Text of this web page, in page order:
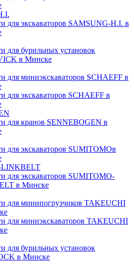
для экскаваторов SAMSUNG-H.I. в
для бурильных установок
в Минске
для миниэкскаваторов SCHAEFF в
для экскаваторов SCHAEFF в
для кранов SENNEBOGEN в
для экскаваторов SUMITOMOв
LINKBELT
для экскаваторов SUMITOMO-
в Минске
для минипогрузчиков TAKEUCHI
для миниэкскаваторов TAKEUCHI
для бурильных установок
в Минске